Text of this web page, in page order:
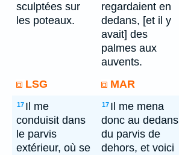
sculptées sur
les poteaux.
regardaient en
dedans, [et il y
avait] des
palmes aux
auvents.
LSG MAR
17 Il me
conduisit dans
le parvis
extérieur, où se
17 Il me mena
donc au dedans
du parvis de
dehors, et voici